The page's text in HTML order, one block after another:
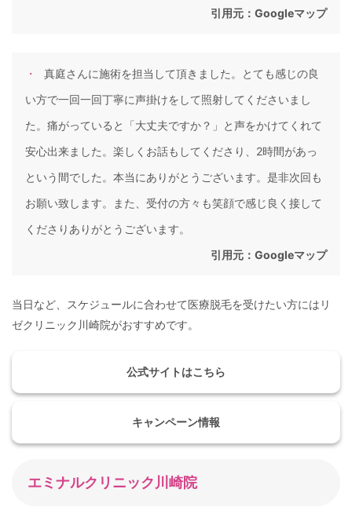
引用元：Googleマップ
真庭さんに施術を担当して頂きました。とても感じの良
い方で一回一回丁寧に声掛けをして照射してくださいまし
た。痛がっていると「大丈夫ですか？」と声をかけてくれて
安心出来ました。楽しくお話もしてくださり、2時間があっ
という間でした。本当にありがとうございます。是非次回も
お願い致します。また、受付の方々も笑顔で感じ良く接して
くださりありがとうございます。
引用元：Googleマップ
当日など、スケジュールに合わせて医療脱毛を受けたい方にはリ
ゼクリニック川崎院がおすすめです。
公式サイトはこちら
キャンペーン情報
エミナルクリニック川崎院